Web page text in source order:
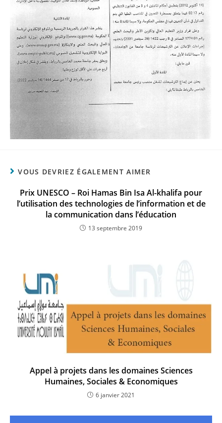
VOUS DEVRIEZ ÉGALEMENT AIMER
Prix UNESCO – Roi Hamas Bin Isa Al-khalifa pour
l’utilisation des technologies de l’information et de
la communication dans l’éducation
13 septembre 2019
Appel à projets dans les domaines Sciences
Humaines, Sociales & Economiques
6 janvier 2021